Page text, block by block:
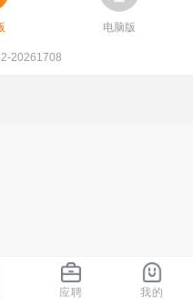
电脑版
20261708
应聘 我的